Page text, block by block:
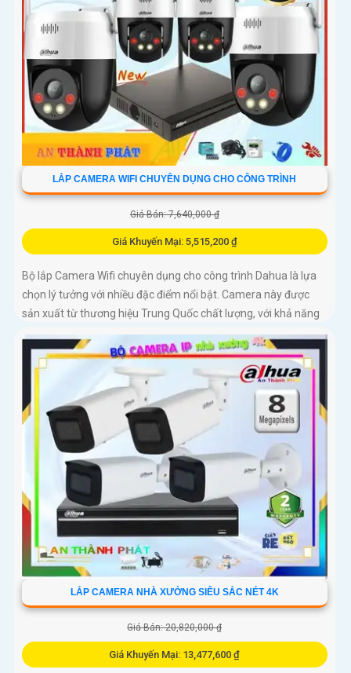
LẮP CAMERA WIFI CHUYÊN DỤNG CHO CÔNG TRÌNH
Giá Bán: 7,640,000 ₫
Giá Khuyến Mại: 5,515,200 ₫
Bộ lắp Camera Wifi chuyên dụng cho công trình Dahua là lựa
chọn lý tưởng với nhiều đặc điểm nổi bật. Camera này được
sản xuất từ thương hiệu Trung Quốc chất lượng, với khả năng
thu âm tốt và hình ảnh sáng đẹp
LẮP CAMERA NHÀ XƯỞNG SIÊU SẮC NÉT 4K
Giá Bán: 20,820,000 ₫
Giá Khuyến Mại: 13,477,600 ₫